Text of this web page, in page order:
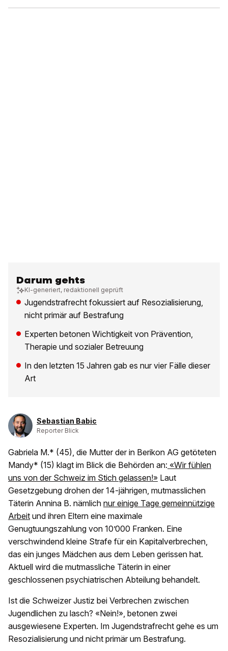
Darum gehts
KI-generiert, redaktionell geprüft
Jugendstrafrecht fokussiert auf Resozialisierung,
nicht primär auf Bestrafung
Experten betonen Wichtigkeit von Prävention,
Therapie und sozialer Betreuung
In den letzten 15 Jahren gab es nur vier Fälle dieser
Art
Sebastian Babic
Reporter Blick
Gabriela M.* (45), die Mutter der in Berikon AG getöteten
Mandy* (15) klagt im Blick die Behörden an: «Wir fühlen
uns von der Schweiz im Stich gelassen!» Laut
Gesetzgebung drohen der 14-jährigen, mutmasslichen
Täterin Annina B. nämlich nur einige Tage gemeinnützige
Arbeit und ihren Eltern eine maximale
Genugtuungszahlung von 10’000 Franken. Eine
verschwindend kleine Strafe für ein Kapitalverbrechen,
das ein junges Mädchen aus dem Leben gerissen hat.
Aktuell wird die mutmassliche Täterin in einer
geschlossenen psychiatrischen Abteilung behandelt.
Ist die Schweizer Justiz bei Verbrechen zwischen
Jugendlichen zu lasch? «Nein!», betonen zwei
ausgewiesene Experten. Im Jugendstrafrecht gehe es um
Resozialisierung und nicht primär um Bestrafung.